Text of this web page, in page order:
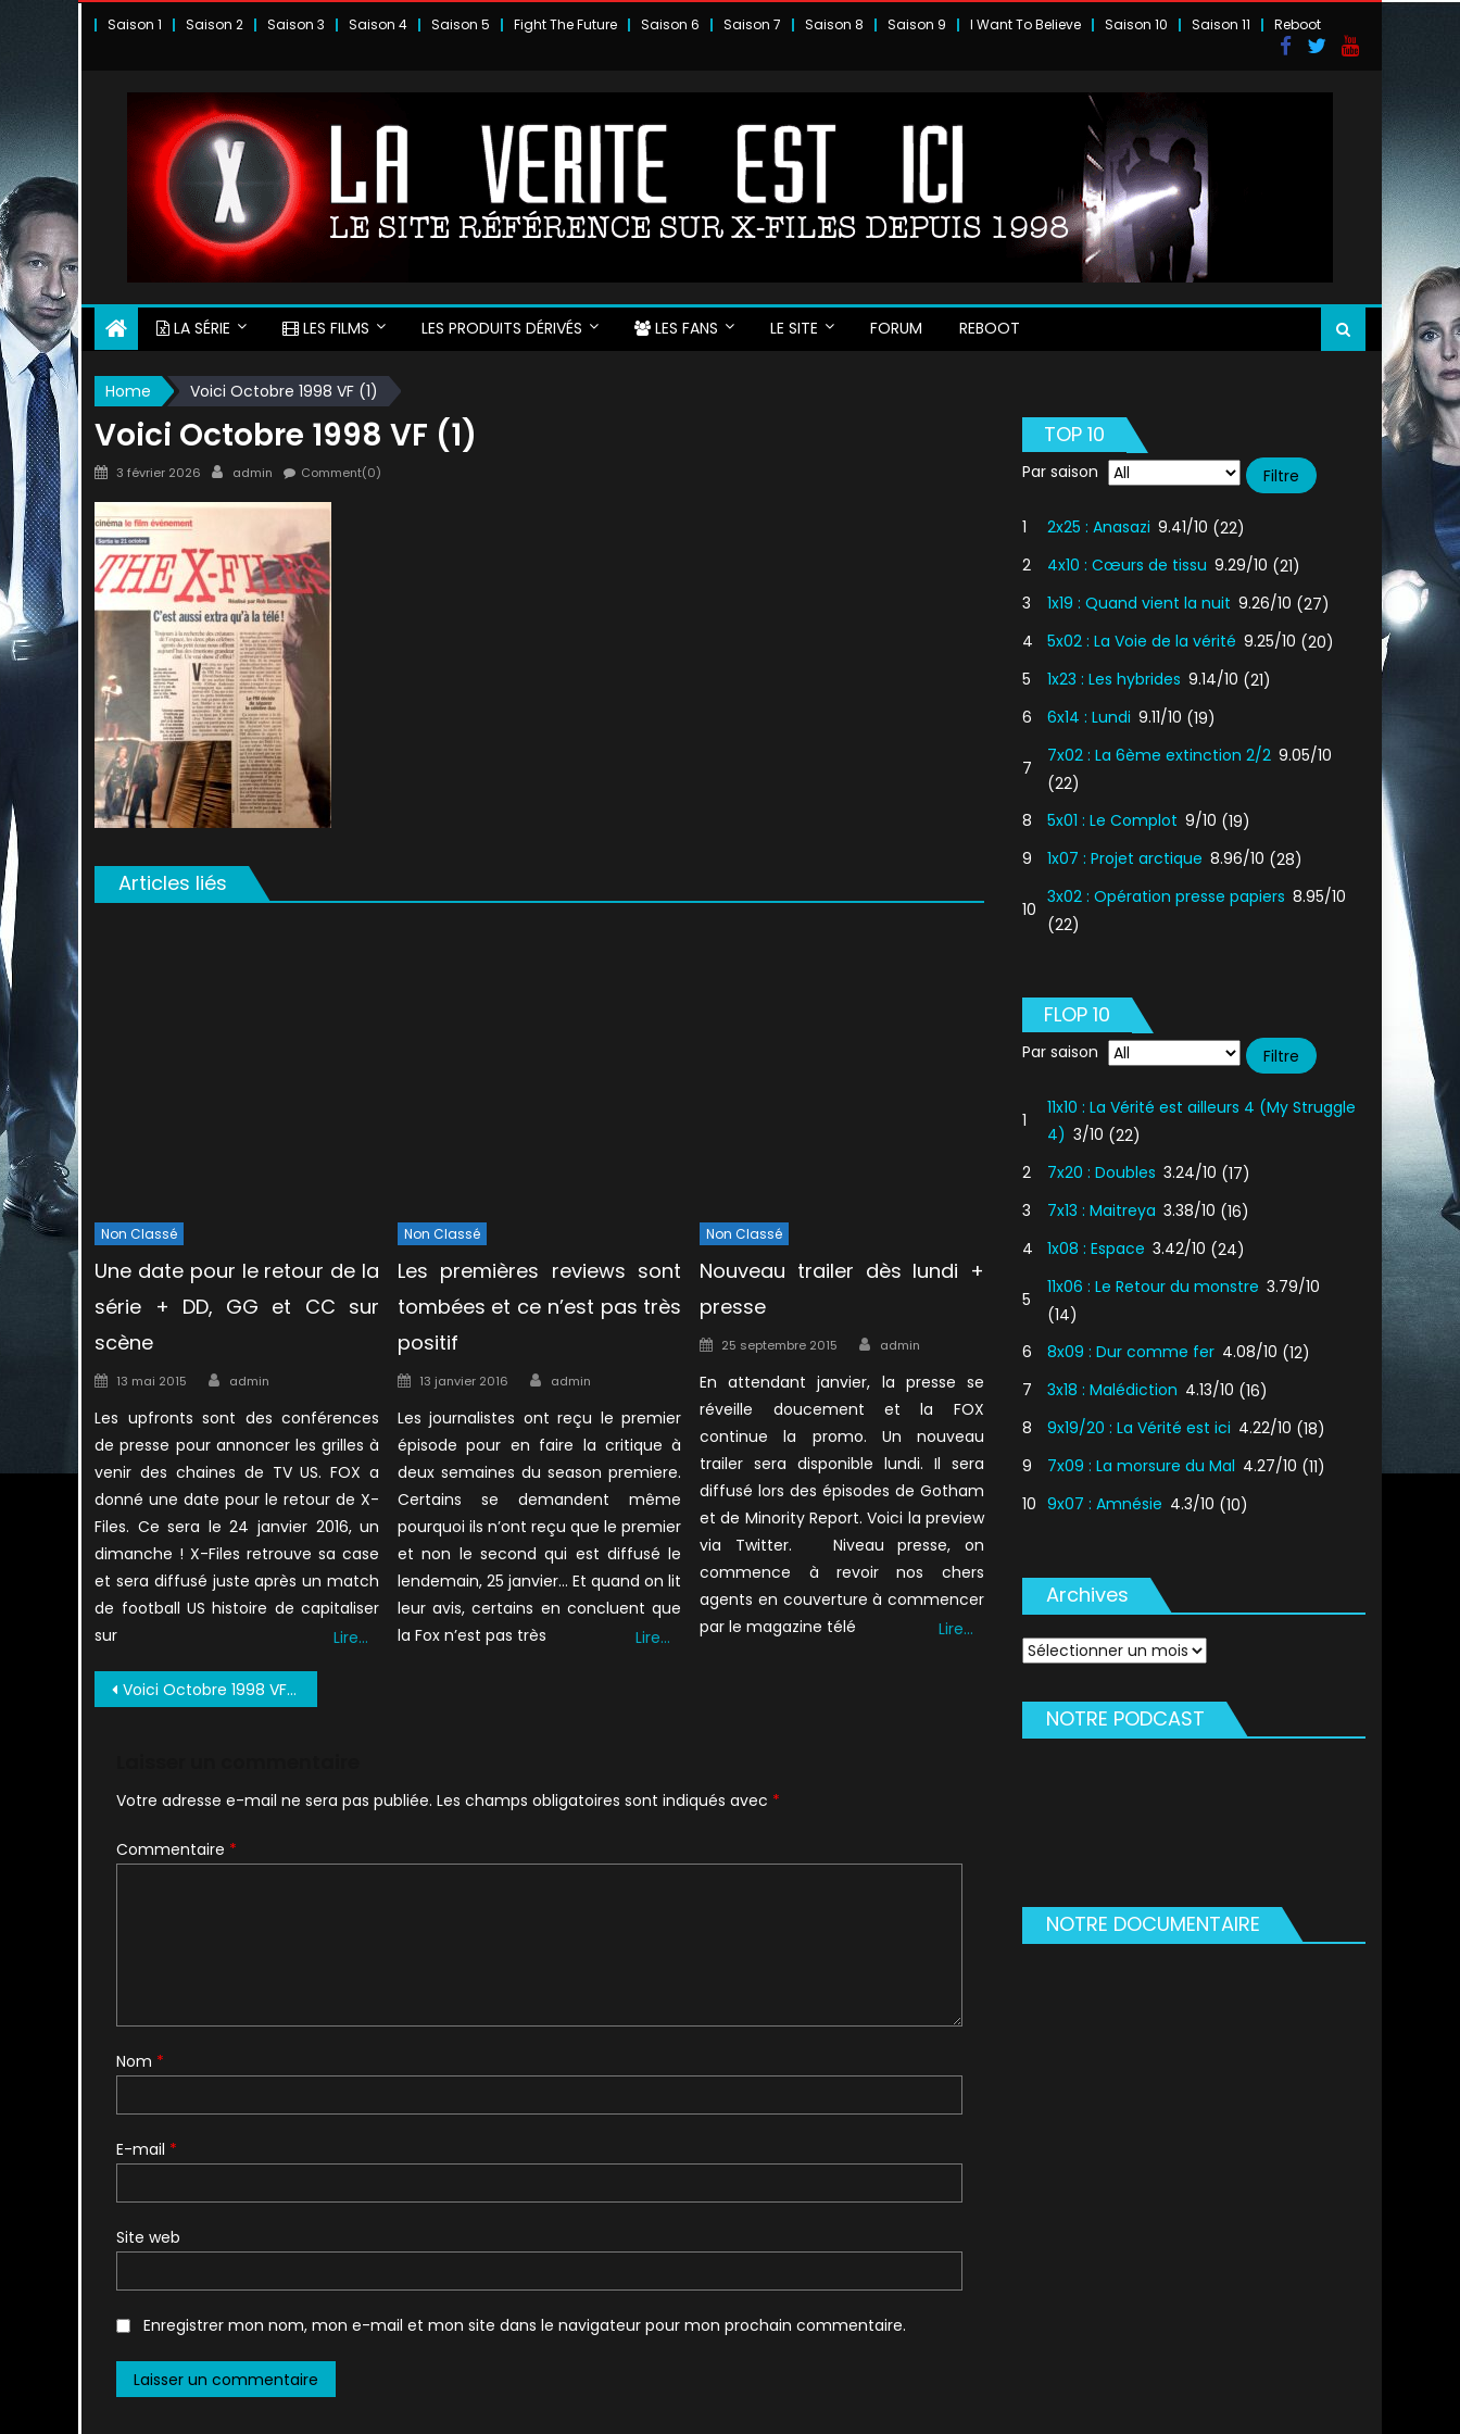
Saison 1 Saison 2 Saison 3 Saison 4 Saison 5 Fight The Future Saison 6 Saison 7 Saison 8 Saison 9 I Want To Believe Saison 10 Saison 11 Reboot
LA SÉRIE LES FILMS LES PRODUITS DÉRIVÉS LES FANS LE SITE FORUM REBOOT
Home Voici Octobre 1998 VF (1)
Voici Octobre 1998 VF (1)
Posted
3 février 2026 Author
admin Comment(0)
Articles liés
Non Classé
Une date pour le retour de la
série + DD, GG et CC sur
scène
Posted
13 mai 2015 Author
admin
Les upfronts sont des conférences
de presse pour annoncer les grilles à
venir des chaines de TV US. FOX a
donné une date pour le retour de X-
Files. Ce sera le 24 janvier 2016, un
dimanche ! X-Files retrouve sa case
et sera diffusé juste après un match
de football US histoire de capitaliser
sur
Lire…
Non Classé
Les premières reviews sont
tombées et ce n’est pas très
positif
Posted
13 janvier 2016 Author
admin
Les journalistes ont reçu le premier
épisode pour en faire la critique à
deux semaines du season premiere.
Certains se demandent même
pourquoi ils n’ont reçu que le premier
et non le second qui est diffusé le
lendemain, 25 janvier… Et quand on lit
leur avis, certains en concluent que
la Fox n’est pas très
Lire…
Non Classé
Nouveau trailer dès lundi +
presse
Posted
25 septembre 2015 Author
admin
En attendant janvier, la presse se
réveille doucement et la FOX
continue la promo. Un nouveau
trailer sera disponible lundi. Il sera
diffusé lors des épisodes de Gotham
et de Minority Report. Voici la preview
via Twitter. Niveau presse, on
commence à revoir nos chers
agents en couverture à commencer
par le magazine télé
Lire…
Navigation
Voici Octobre 1998 VF (1)
Votre adresse e-mail ne sera pas publiée. Les champs obligatoires sont indiqués avec *
Commentaire *
Nom *
E-mail *
Site web
Enregistrer mon nom, mon e-mail et mon site dans le navigateur pour mon prochain commentaire.
TOP 10
Par saison
1 2x25 : Anasazi 9.41/10 (22)
2
4x10 : Cœurs de tissu 9.29/10 (21)
3
1x19 : Quand vient la nuit 9.26/10 (27)
4
5x02 : La Voie de la vérité 9.25/10 (20)
5
1x23 : Les hybrides 9.14/10 (21)
6
6x14 : Lundi 9.11/10 (19)
7
7x02 : La 6ème extinction 2/2 9.05/10
(22)
8
5x01 : Le Complot 9/10 (19)
9
1x07 : Projet arctique 8.96/10 (28)
10
3x02 : Opération presse papiers 8.95/10
(22)
FLOP 10
Par saison
1
11x10 : La Vérité est ailleurs 4 (My Struggle
4) 3/10 (22)
2
7x20 : Doubles 3.24/10 (17)
3
7x13 : Maitreya 3.38/10 (16)
4
1x08 : Espace 3.42/10 (24)
5
11x06 : Le Retour du monstre 3.79/10
(14)
6
8x09 : Dur comme fer 4.08/10 (12)
7
3x18 : Malédiction 4.13/10 (16)
8
9x19/20 : La Vérité est ici 4.22/10 (18)
9
7x09 : La morsure du Mal 4.27/10 (11)
10 9x07 : Amnésie 4.3/10 (10)
Archives
Archives
NOTRE PODCAST
NOTRE DOCUMENTAIRE